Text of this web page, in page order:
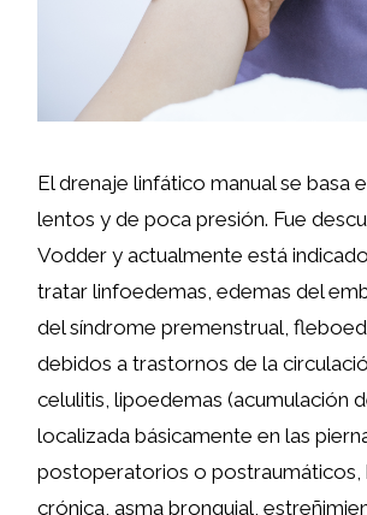
El drenaje linfático manual se basa
lentos y de poca presión. Fue
Vodder y actualmente está
tratar linfoedemas, edemas del
del síndrome premenstrual,
debidos a trastornos de la
celulitis, lipoedemas (acumulación
localizada básicamente en las
postoperatorios o postraumáticos,
crónica, asma bronquial,